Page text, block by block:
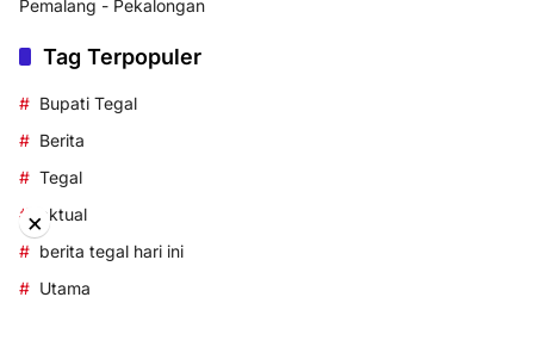
Pemalang - Pekalongan
Tag Terpopuler
Bupati Tegal
Berita
Tegal
aktual
berita tegal hari ini
Utama
×